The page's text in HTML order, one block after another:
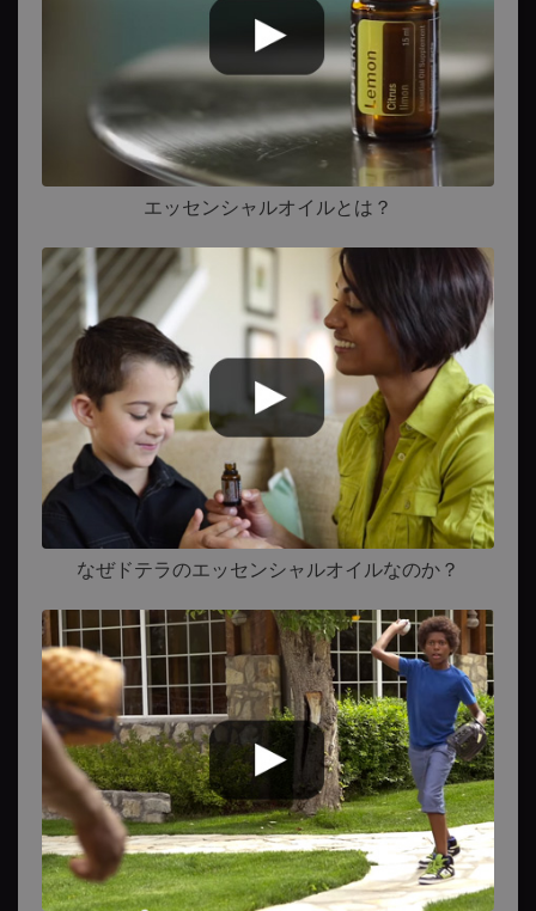
エッセンシャルオイルとは？
なぜドテラのエッセンシャルオイルなのか？